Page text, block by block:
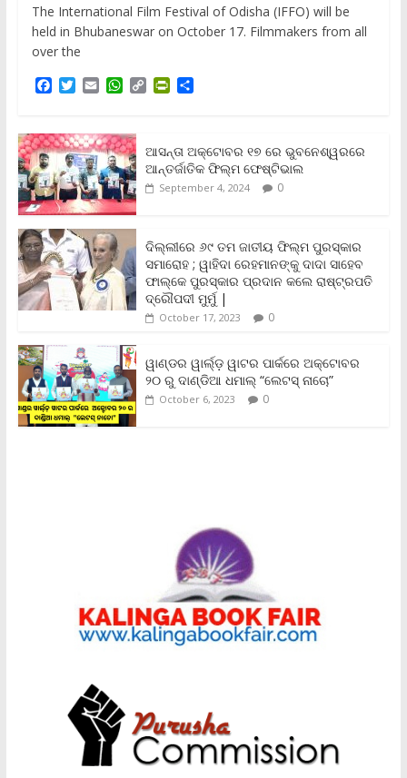
The International Film Festival of Odisha (IFFO) will be
held in Bhubaneswar on October 17. Filmmakers from all
over the
F
e
b
o
o
k
T
t
t
e
r
E
i
l
W
t
s
A
p
p
C
L
i
n
k
P
t
F
r
i
d
l
y
S
e
ଆସନ୍ତା ଅକ୍ଟୋବର ୧୭ ରେ ଭୁବନେଶ୍ୱରରେ
ଆନ୍ତର୍ଜାତିକ ଫିଲ୍ମ ଫେଷ୍ଟିଭାଲ
September 4, 2024 0
ଦିଲ୍ଲୀରେ ୬୯ ତମ ଜାତୀୟ ଫିଲ୍ମ ପୁରସ୍କାର
ସମାରୋହ ; ୱାହିଦା ରେହମାନଙ୍କୁ ଦାଦା ସାହେବ
ଫାଲ୍‌କେ ପୁରସ୍କାର ପ୍ରଦାନ କଲେ ରାଷ୍ଟ୍ରପତି
ଦ୍ରୌପଦୀ ମୁର୍ମୁ |
October 17, 2023 0
ୱାଣ୍ଡର ୱାର୍ଲ୍‌ଡ଼ ୱାଟର ପାର୍କରେ ଅକ୍ଟୋବର
୨୦ ରୁ ଦାଣ୍ଡିଆ ଧମାଲ୍ “ଲେଟସ୍ ନାଚୋ”
October 6, 2023 0